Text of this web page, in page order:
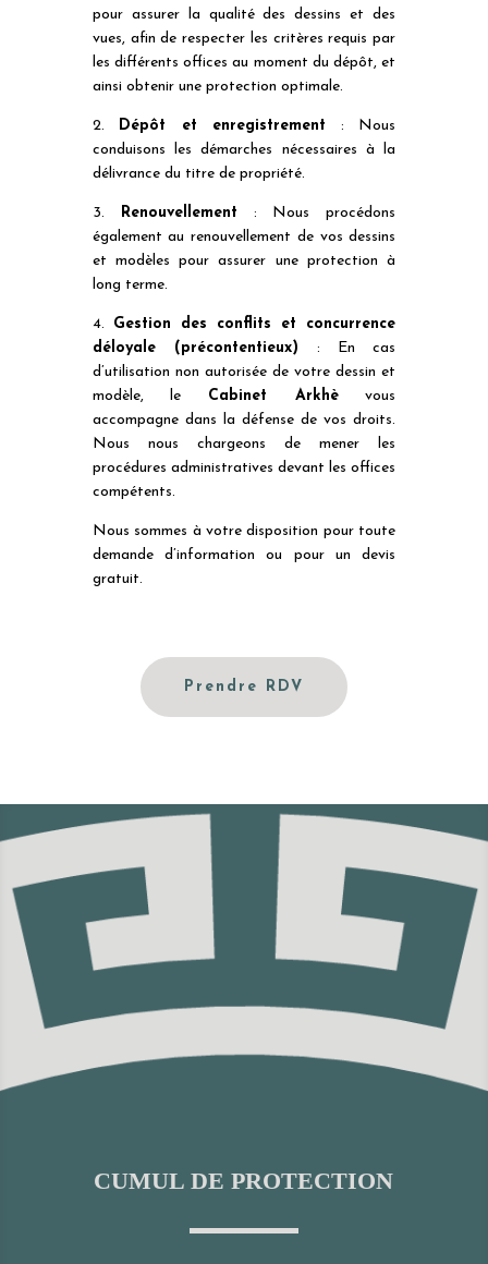
pour assurer la qualité des dessins et des
vues, afin de respecter les critères requis par
les différents offices au moment du dépôt, et
ainsi obtenir une protection optimale.
2. Dépôt et enregistrement : Nous
conduisons les démarches nécessaires à la
délivrance du titre de propriété.
3. Renouvellement : Nous procédons
également au renouvellement de vos dessins
et modèles pour assurer une protection à
long terme.
4. Gestion des conflits et concurrence
déloyale (précontentieux) : En cas
d’utilisation non autorisée de votre dessin et
modèle, le Cabinet Arkhèvous
accompagne dans la défense de vos droits.
Nous nous chargeons de mener les
procédures administratives devant les offices
compétents.
Nous sommes à votre disposition pour toute
demande d’information ou pour un devis
gratuit.
Prendre RDV
CUMUL DE PROTECTION